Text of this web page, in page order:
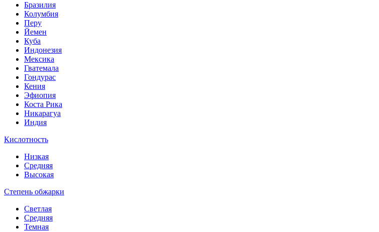
Бразилия
Колумбия
Перу
Йемен
Куба
Индонезия
Мексика
Гватемала
Гондурас
Кения
Эфиопия
Коста Рика
Никарагуа
Индия
Кислотность
Низкая
Средняя
Высокая
Степень обжарки
Светлая
Средняя
Темная